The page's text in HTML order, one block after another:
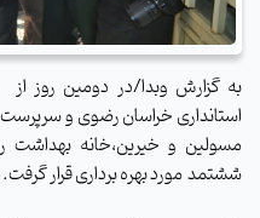
به گزارش وبدا/در دومین روز
استانداری خراسان رضوی و
مسولین و خیرین،خانه بهداشت
ششتمد مورد بهره برداری قرار گرفت.